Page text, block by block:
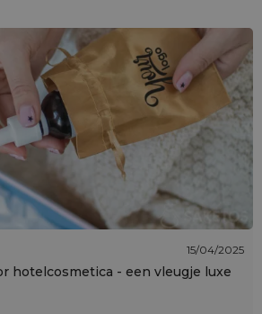
15/04/2025
hotelcosmetica - een vleugje luxe